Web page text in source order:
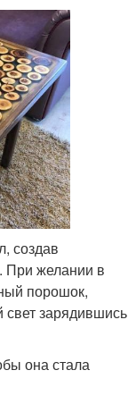
создав
При желании в
порошок,
зарядившись
она стала